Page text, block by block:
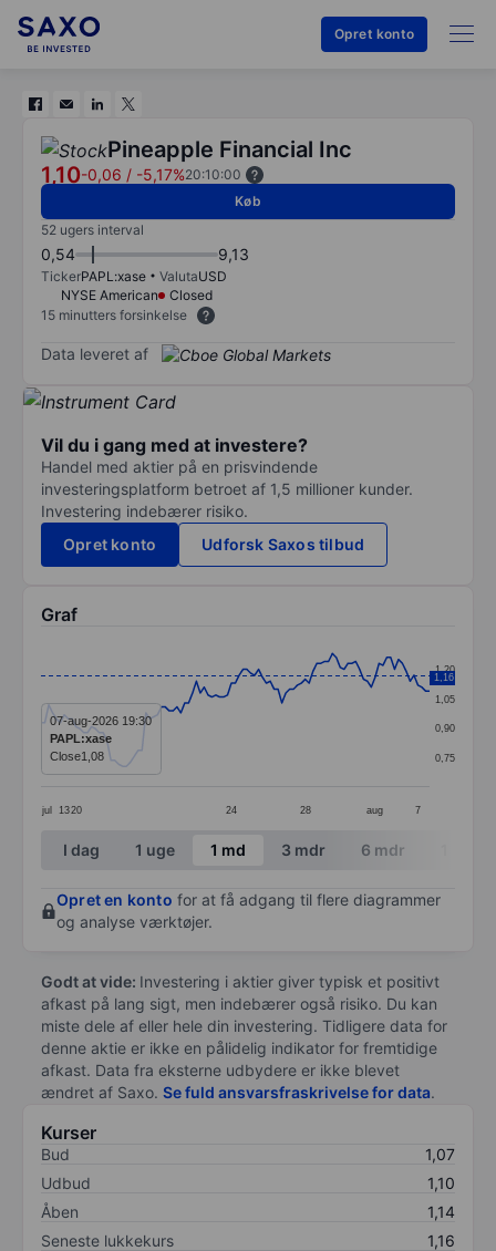
Opret konto
Pineapple Financial Inc
1,10-0,06 / -5,17%20:10:00
Køb
52 ugers interval
0,54 9,13
TickerPAPL:xase ValutaUSD
NYSE American
Closed
15 minutters forsinkelse
Data leveret af
Vil du i gang med at investere?
Handel med aktier på en prisvindende
investeringsplatform betroet af 1,5 millioner kunder.
Investering indebærer risiko.
Opret konto
Udforsk Saxos tilbud
Graf
Line chart with 101 data points.
The chart has 1 X axis displaying categories.
The chart has 1 Y axis displaying values. Data ranges
jul 1320 24 28 aug 7
0,75
0,90
1,05
1,20
1,16
07-aug-2026 19:30
PAPL:xase
Close1,08
End of interactive chart.
I dag 1 uge 1 md 3 mdr 6 mdr
Opret en konto for at få adgang til flere diagrammer
og analyse værktøjer.
Godt at vide: Investering i aktier giver typisk et positivt
afkast på lang sigt, men indebærer også risiko. Du kan
miste dele af eller hele din investering. Tidligere data for
denne aktie er ikke en pålidelig indikator for fremtidige
afkast. Data fra eksterne udbydere er ikke blevet
ændret af Saxo. Se fuld ansvarsfraskrivelse for data.
Kurser
Bud
1,07
Udbud
1,10
Åben
1,14
Seneste lukkekurs
1,16